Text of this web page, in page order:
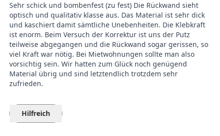
Sehr schick und bombenfest (zu fest) Die Rückwand sieht
optisch und qualitativ klasse aus. Das Material ist sehr dick
und kaschiert damit sämtliche Unebenheiten. Die Klebkraft
ist enorm. Beim Versuch der Korrektur ist uns der Putz
teilweise abgegangen und die Rückwand sogar gerissen, so
viel Kraft war nötig. Bei Mietwohnungen sollte man also
vorsichtig sein. Wir hatten zum Glück noch genügend
Material übrig und sind letztendlich trotzdem sehr
zufrieden.
Hilfreich